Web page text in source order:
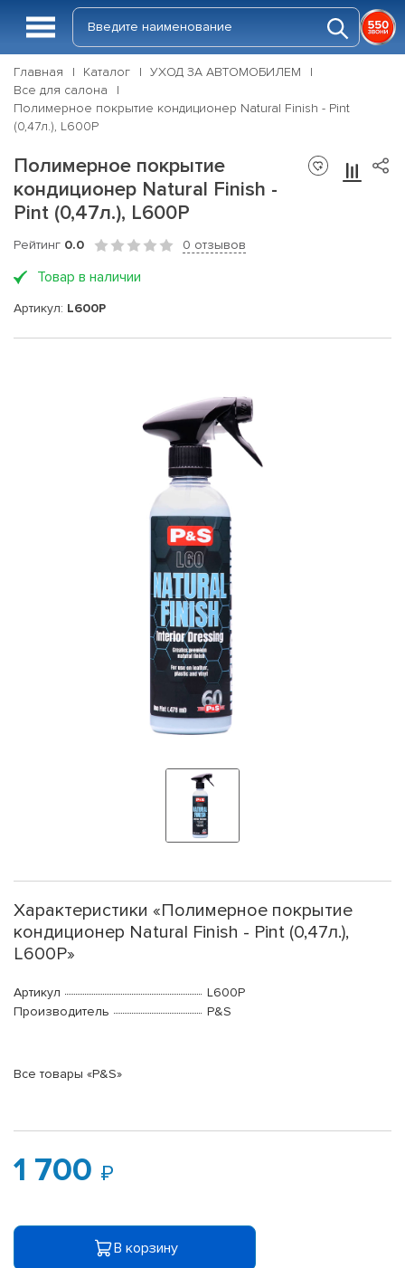
Главная Каталог
УХОД ЗА АВТОМОБИЛЕМ
Все для салона
Полимерное покрытие кондиционер Natural Finish - Pint
(0,47л.), L600P
Полимерное покрытие
кондиционер Natural Finish -
Pint (0,47л.), L600P
Рейтинг 0.0 0 отзывов
Товар в наличии
Артикул: L600P
Характеристики «Полимерное покрытие
кондиционер Natural Finish - Pint (0,47л.),
L600P»
Артикул
L600P
Производитель
P&S
Все товары «P&S»
1 700
В корзину